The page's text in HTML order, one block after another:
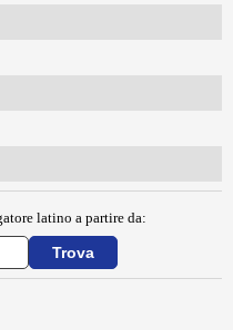
latino a partire da: